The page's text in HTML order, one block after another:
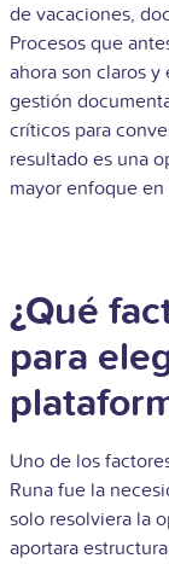
de vacaciones,
Procesos que
ahora son claros
gestión
críticos para
resultado es una
mayor enfoque
¿Qué
para
Uno de los
Runa fue la
solo resolviera la
aportara